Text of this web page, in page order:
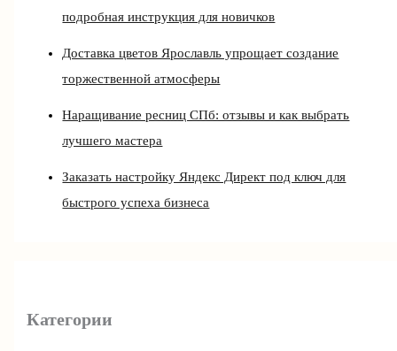
подробная инструкция для новичков
Доставка цветов Ярославль упрощает создание
торжественной атмосферы
Наращивание ресниц СПб: отзывы и как выбрать
лучшего мастера
Заказать настройку Яндекс Директ под ключ для
быстрого успеха бизнеса
Категории